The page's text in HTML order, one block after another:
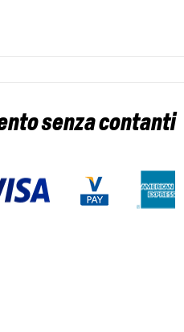
senza contanti